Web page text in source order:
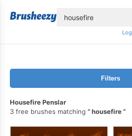
Filters
Housefire Penslar
3 free brushes matching
housefire